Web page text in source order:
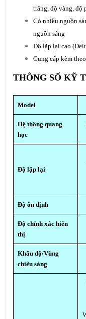
trắng, độ vàng, độ
Có nhiều nguồn
nguồn sáng
Độ lặp lại cao
Cung cấp kèm
THÔNG SỐ KỸ
Model
Hệ thống quang
học
Độ lặp lại
Độ ổn định
Độ chính xác hiển
thị
Khẩu độ/Vùng
chiếu sáng